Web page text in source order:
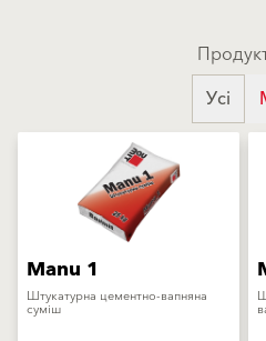
Усі
Manu 1
Штукатурна цементно-вапняна
суміш